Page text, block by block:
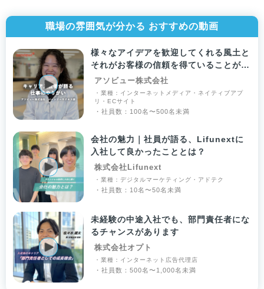
職場の雰囲気が分かる おすすめの動画
様々なアイデアを歓迎してくれる風土と
それがお客様の信頼を得ていることがや
りがい！
アソビュー株式会社
・業種：インターネットメディア・ネイティブアプ
リ・ECサイト
・社員数：100名〜500名未満
会社の魅力｜社員が語る、Lifunextに
入社して良かったこととは？
株式会社Lifunext
・業種：デジタルマーケティング・アドテク
・社員数：10名〜50名未満
未経験の中途入社でも、部門責任者にな
るチャンスがあります
株式会社オプト
・業種：インターネット広告代理店
・社員数：500名〜1,000名未満